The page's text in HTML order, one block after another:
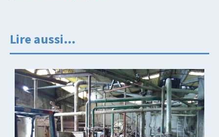
Lire aussi…